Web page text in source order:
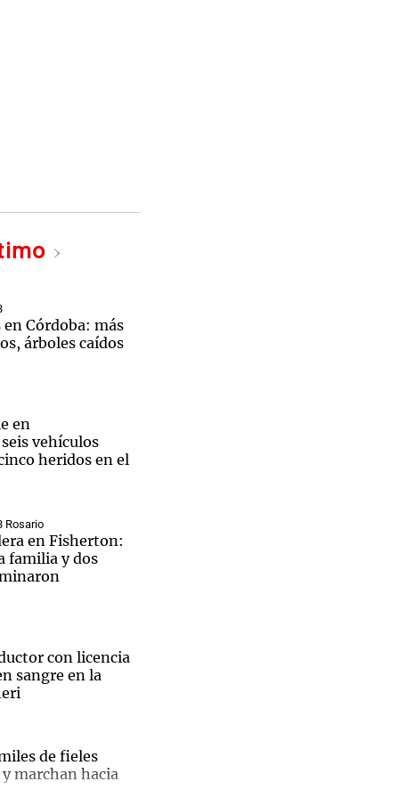
Córdoba: más
árboles caídos
en
vehículos
heridos en el
Rosario
en Fisherton:
familia y dos
con licencia
sangre en la
de fieles
marchan hacia